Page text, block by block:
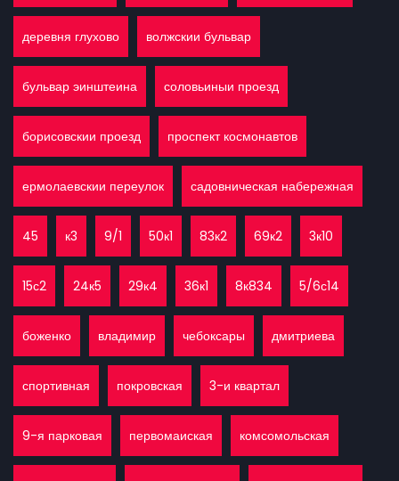
деревня глухово волжскии бульвар
бульвар эинштеина соловьиныи проезд
борисовскии проезд проспект космонавтов
ермолаевскии переулок садовническая набережная
45 к3 9/1 50к1 83к2 69к2 3к10
15с2 24к5 29к4 36к1 8к834 5/6с14
боженко владимир чебоксары дмитриева
спортивная покровская 3-и квартал
9-я парковая первомаиская комсомольская